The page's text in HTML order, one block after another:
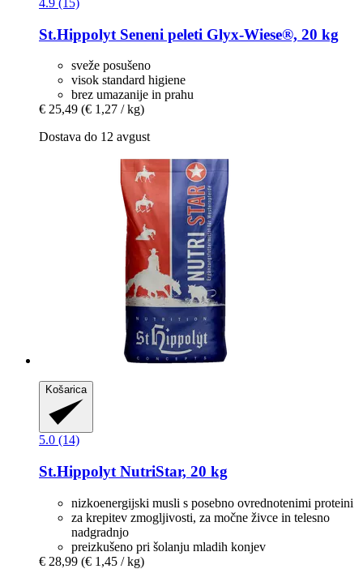
St.Hippolyt Seneni peleti Glyx-​Wiese®, 20 kg
sveže posušeno
visok standard higiene
brez umazanije in prahu
€ 25,49 (€ 1,27 / kg)
Dostava do 12 avgust
Košarica
5.0 (14)
St.Hippolyt NutriStar, 20 kg
nizkoenergijski musli s posebno ovrednotenimi proteini
za krepitev zmogljivosti, za močne živce in telesno
nadgradnjo
preizkušeno pri šolanju mladih konjev
€ 28,99 (€ 1,45 / kg)